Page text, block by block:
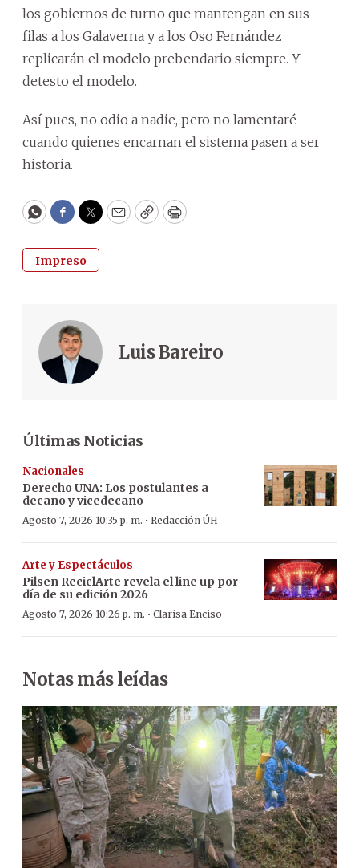
los gobiernos de turno que mantengan en sus
filas a los Galaverna y a los Oso Fernández
replicarán el modelo prebendario siempre. Y
detesto el modelo.
Así pues, no odio a nadie, pero no lamentaré
cuando quienes encarnan el sistema pasen a ser
historia.
WhatsApp
Facebook
Twitter
EmailCopyPrint
Impreso
Luis Bareiro
Últimas Noticias
Nacionales
Derecho UNA: Los postulantes a
decano y vicedecano
Agosto 7, 2026 10:35 p. m. · Redacción ÚH
Arte y Espectáculos
Pilsen ReciclArte revela el line up por
día de su edición 2026
Agosto 7, 2026 10:26 p. m. · Clarisa Enciso
Notas más leídas